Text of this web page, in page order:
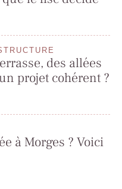
des allées
projet cohérent ?
à Morges ? Voici